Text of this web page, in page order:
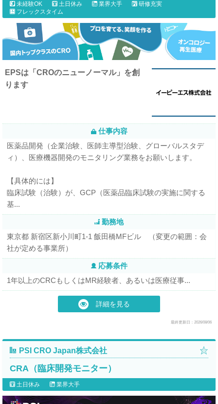
未経験OK 土日休み 業界大手
研修充実
フレックスタイム
EPSは「CROのニューノーマル」を創
ります
仕事内容
医薬品開発（企業治験、医師主導型治験、グローバルスタデ
ィ）、医療機器開発のモニタリング業務をお願いします。
【具体的には】
臨床試験（治験）が、GCP（医薬品臨床試験の実施に関する
基...
勤務地
東京都 新宿区新小川町1-1 飯田橋MFビル （変更の範囲：会
社が定める事業所）
応募条件
1年以上のCRCもしくはMR経験者、あるいは医療従事...
詳細を見る
最終更新日：2026/08/06
PSI CRO Japan株式会社
CRA（臨床開発モニター）
土日休み 業界大手